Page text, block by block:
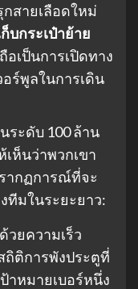
กสายเลือดใหม่
บกระเป๋าย้าย
อเป็นการเปิดทาง
ร์พูลในการเดิน
ระดับ 100 ล้าน
ห็นว่าพวกเขา
ากฏการณ์ที่จะ
ทีมในระยะยาว:
ด้วยความเร็ว
ติการพังประตูที่
าหมายเบอร์หนึ่ง